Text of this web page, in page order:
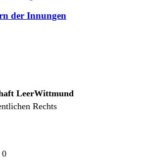
der Innungen
LeerWittmund
Rechts
0